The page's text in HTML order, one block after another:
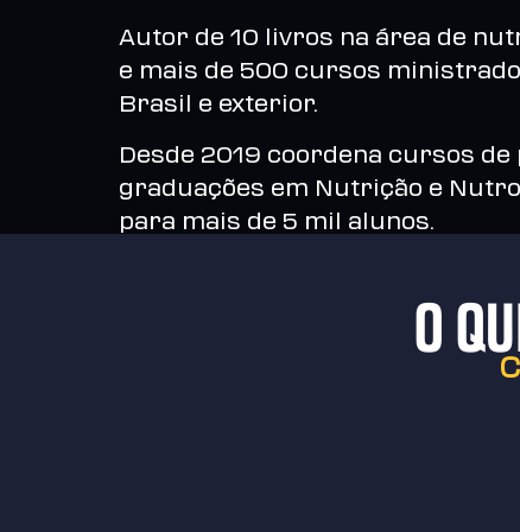
Autor de 10 livros na área de
e mais de 500 cursos
Brasil e exterior.
Desde 2019 coordena cursos de
graduações em Nutrição e
para mais de 5 mil alunos.
O